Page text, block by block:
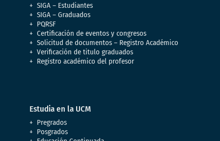
SIGA – Estudiantes
SIGA – Graduados
PQRSF
Certificación de eventos y congresos
Solicitud de documentos – Registro Académico
Verificación de titulo graduados
Registro académico del profesor
Estudia en la UCM
Pregrados
Posgrados